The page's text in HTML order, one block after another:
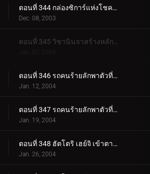
ตอนที่ 344 กล่องซิการ์แห่งโชคลาภ (ตอนจบ)
Dec. 08, 2003
ตอนที่ 345 วิชานินจาสร้างหลักฐานที่อยู่
Jan. 05, 2004
ตอนที่ 346 รถคนร้ายลักพาตัวที่หายไป (ตอนแรก)
Jan. 12, 2004
ตอนที่ 347 รถคนร้ายลักพาตัวที่หายไป (ตอนจบ)
Jan. 19, 2004
ตอนที่ 348 ฮัตโตริ เฮย์จิ เข้าตาจน! (ตอนแรก)
Jan. 26, 2004